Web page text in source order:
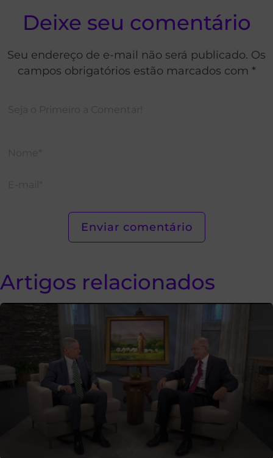
Deixe seu comentário
Seu endereço de e-mail não será publicado. Os
campos obrigatórios estão marcados com *
Artigos relacionados